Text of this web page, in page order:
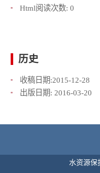
Html阅读次数: 0
历史
收稿日期:2015-12-28
出版日期: 2016-03-20
水资源保